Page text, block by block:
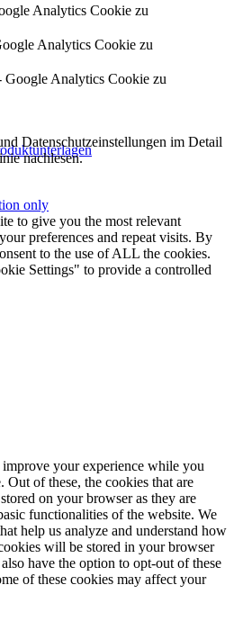
Analytics Cookie zu
Analytics Cookie zu
Analytics Cookie zu
Datenschutzeinstellungen im Detail
nachlesen.
only
to give you the most relevant
preferences and repeat visits. By
to the use of ALL the cookies.
Settings" to provide a controlled
your experience while you
Out of these, the cookies that are
on your browser as they are
functionalities of the website. We
help us analyze and understand how
will be stored in your browser
have the option to opt-out of these
of these cookies may affect your